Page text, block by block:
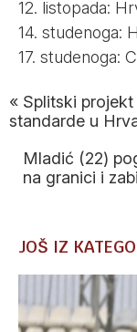
12. listopada:
14. studenoga:
17. studenoga:
« Splitski
standarde u
Mladić (22)
na granici i
JOŠ IZ